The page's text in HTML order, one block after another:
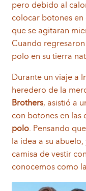
pero debido al
colocar botones en
que se agitaran
Cuando
polo en su tierra
Durante un viaje a
heredero de la
Brothers, asistió a
con botones en las
polo. Pensando
la idea a su
camisa de vestir
conocemos como